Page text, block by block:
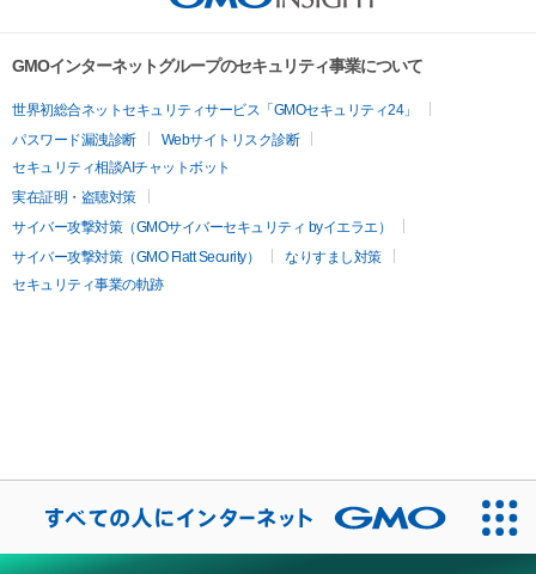
GMOインターネットグループのセキュリティ事業について
世界初総合ネットセキュリティサービス「GMOセキュリティ24」
パスワード漏洩診断
Webサイトリスク診断
セキュリティ相談AIチャットボット
実在証明・盗聴対策
サイバー攻撃対策（GMOサイバーセキュリティ byイエラエ）
サイバー攻撃対策（GMO Flatt Security）
なりすまし対策
セキュリティ事業の軌跡